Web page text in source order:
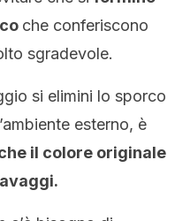
che conferiscono
sgradevole.
si elimini lo sporco
esterno, è
il colore originale